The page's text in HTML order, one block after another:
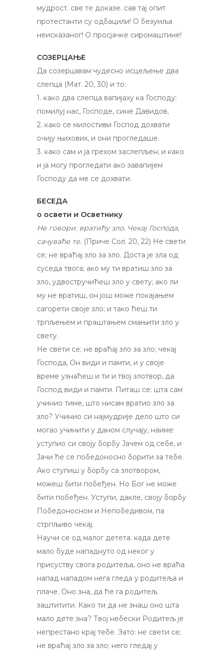
мудрост. све те доказе. сав тај опит
протестанти су одбацили! O безумља
неисказаног! O просјачке сиромаштине!
СОЗЕРЦАЊЕ
Да созерцавам чудесно исцељење два
слепца (Мат. 20, 30) и то:
1. како два слепца вапијаху ка Господу:
помилуј нас, Господе, сине Давидов,
2. како се милостиви Господ дохвати
очију њихових, и они прогледаше.
3. како сам и ја грехом заслепљен; и како
и ја могу прогледати ако завапијем
Господу да ме се дохвати.
БЕСЕДА
о освети и Осветнику
Не говори: вратићу зло. Чекај Господа,
сачуваће те. (Приче Сол. 20, 22) Не свети
се; не враћај зло за зло. Доста је зла од
суседа твога; ако му ти вратиш зло за
зло, удвостручићеш зло у свету; ако ли
му не вратиш, он још може покајањем
сагорети своје зло; и тако ћеш ти
трпљењем и праштањем смањити зло у
свету.
Не свети се; не враћај зло за зло; чекај
Господа, Он види и памти, и у своје
време узнаћеш и ти и твој злотвор, да
Господ види и памти. Питаш се: шта сам
учинио тиме, што нисам вратио зло за
зло? Учинио си најмудрије дело што си
могао учинити у даном случају, наиме:
уступио си своју борбу Јачем од себе, и
Јачи ће се победоносно борити за тебе.
Ако ступиш у борбу са злотвором,
можеш бити побеђен. Но Бог не може
бити побеђен. Уступи, дакле, своју борбу
Победоносном и Непобедивом, па
стрпљиво чекај.
Научи се од малог детета: када дете
мало буде нападнуто од неког у
присуству свога родитеља, оно не враћа
напад нападом нега гледа у родитеља и
плаче. Оно зна, да ће га родитељ
заштитити. Како ти да не знаш оно шта
мало дете зна? Твој небески Родитељ је
непрестано крај тебе. Зато: не свети се;
не враћај зло за зло; него гледај у